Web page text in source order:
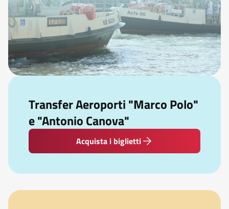
Transfer Aeroporti "Marco Polo"
e "Antonio Canova"
Acquista i biglietti